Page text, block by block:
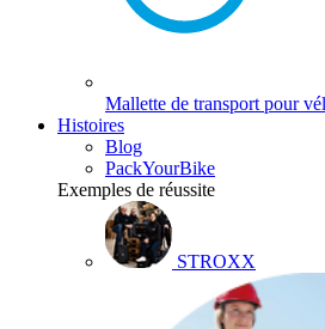
Mallette de transport pour
Histoires
Blog
PackYourBike
Exemples de réussite
STROXX